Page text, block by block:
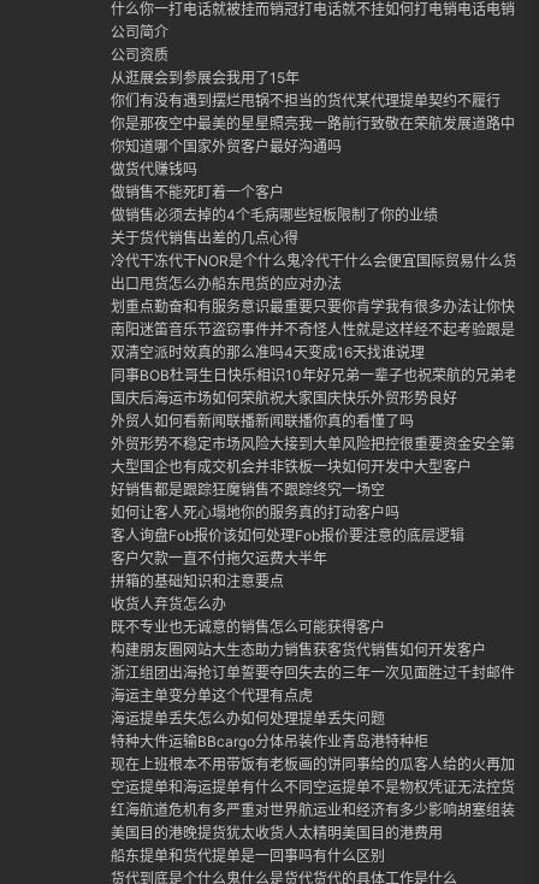
什么你一打电话就被挂而销冠打电话就不挂如何打电销电话电销话
公司简介
公司资质
从逛展会到参展会我用了15年
你们有没有遇到摆烂甩锅不担当的货代某代理提单契约不履行
你是那夜空中最美的星星照亮我一路前行致敬在荣航发展道路中每
你知道哪个国家外贸客户最好沟通吗
做货代赚钱吗
做销售不能死盯着一个客户
做销售必须去掉的4个毛病哪些短板限制了你的业绩
关于货代销售出差的几点心得
冷代干冻代干NOR是个什么鬼冷代干什么会便宜国际贸易什么货适
出口甩货怎么办船东甩货的应对办法
划重点勤奋和有服务意识最重要只要你肯学我有很多办法让你快
南阳迷笛音乐节盗窃事件并不奇怪人性就是这样经不起考验跟是否
双清空派时效真的那么准吗4天变成16天找谁说理
同事BOB杜哥生日快乐相识10年好兄弟一辈子也祝荣航的兄弟老
国庆后海运市场如何荣航祝大家国庆快乐外贸形势良好
外贸人如何看新闻联播新闻联播你真的看懂了吗
外贸形势不稳定市场风险大接到大单风险把控很重要资金安全第一
大型国企也有成交机会并非铁板一块如何开发中大型客户
好销售都是跟踪狂魔销售不跟踪终究一场空
如何让客人死心塌地你的服务真的打动客户吗
客人询盘Fob报价该如何处理Fob报价要注意的底层逻辑
客户欠款一直不付拖欠运费大半年
拼箱的基础知识和注意要点
收货人弃货怎么办
既不专业也无诚意的销售怎么可能获得客户
构建朋友圈网站大生态助力销售获客货代销售如何开发客户
浙江组团出海抢订单誓要夺回失去的三年一次见面胜过千封邮件外
海运主单变分单这个代理有点虎
海运提单丢失怎么办如何处理提单丢失问题
特种大件运输BBcargo分体吊装作业青岛港特种柜
现在上班根本不用带饭有老板画的饼同事给的瓜客人给的火再加上
空运提单和海运提单有什么不同空运提单不是物权凭证无法控货
红海航道危机有多严重对世界航运业和经济有多少影响胡塞组装封
美国目的港晚提货犹太收货人太精明美国目的港费用
船东提单和货代提单是一回事吗有什么区别
货代到底是个什么鬼什么是货代货代的具体工作是什么